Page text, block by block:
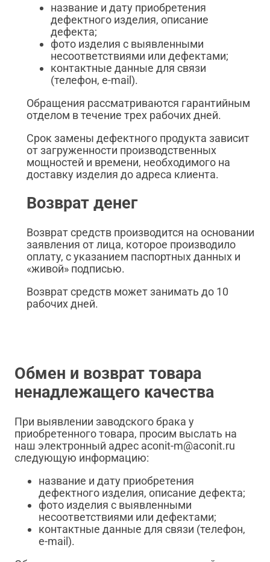
название и дату приобретения
дефектного изделия, описание
дефекта;
фото изделия с выявленными
несоответствиями или дефектами;
контактные данные для связи
(телефон, e-mail).
Обращения рассматриваются гарантийным
отделом в течение трех рабочих дней.
Срок замены дефектного продукта зависит
от загруженности производственных
мощностей и времени, необходимого на
доставку изделия до адреса клиента.
Возврат денег
Возврат средств производится на основании
заявления от лица, которое производило
оплату, с указанием паспортных данных и
«живой» подписью.
Возврат средств может занимать до 10
рабочих дней.
Обмен и возврат товара
ненадлежащего качества
При выявлении заводского брака у
приобретенного товара, просим выслать на
наш электронный адрес aconit-m@aconit.ru
следующую информацию:
название и дату приобретения
дефектного изделия, описание дефекта;
фото изделия с выявленными
несоответствиями или дефектами;
контактные данные для связи (телефон,
e-mail).